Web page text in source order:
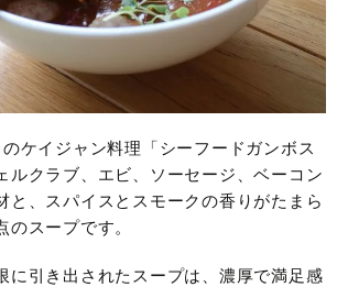
ケイジャン料理「シーフードガンボス
ルクラブ、エビ、ソーセージ、ベーコン
と、スパイスとスモークの香りがたまら
のスープです。
に引き出されたスープは、濃厚で満足感